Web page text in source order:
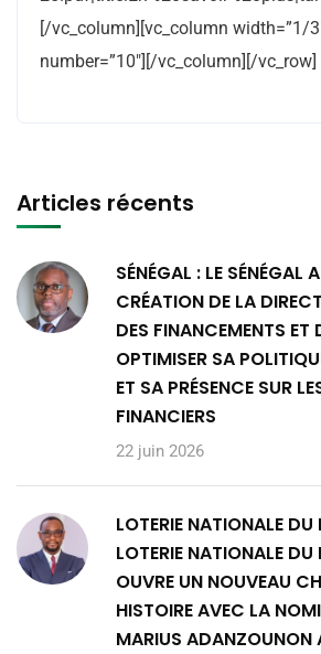
[/vc_column][vc_column width=”1/
number=”10″][/vc_column][/vc_row]
Articles récents
SÉNÉGAL : LE SÉNÉGAL
CRÉATION DE LA
DES FINANCEMENTS ET
OPTIMISER SA
ET SA PRÉSENCE SUR
FINANCIERS
22 juin 2026
LOTERIE NATIONALE
LOTERIE NATIONALE
OUVRE UN NOUVEAU
HISTOIRE AVEC LA
MARIUS ADANZOUNON